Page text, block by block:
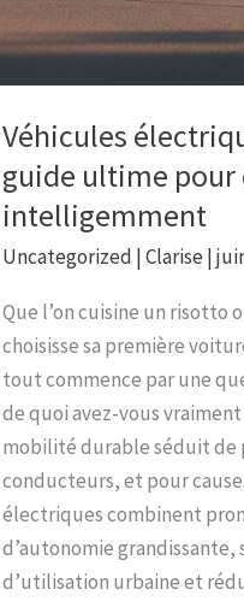
Véhicules
guide ultime
intelligemment
Uncategorized |Clarise |
Que l’on cuisine un risotto
choisisse sa première
tout commence par une
de quoi avez-vous vraiment
mobilité durable séduit de
conducteurs, et pour
électriques combinent
d’autonomie grandissante,
d’utilisation urbaine et
ultime
pour
choisir
intelligemment